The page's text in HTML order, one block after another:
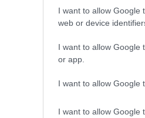
I want to allow Google
web or device
I want to allow Google
or app.
I want to allow Google
I want to allow Google
Αγ.Ι.Ρέντη είναι
El
Greece
MC